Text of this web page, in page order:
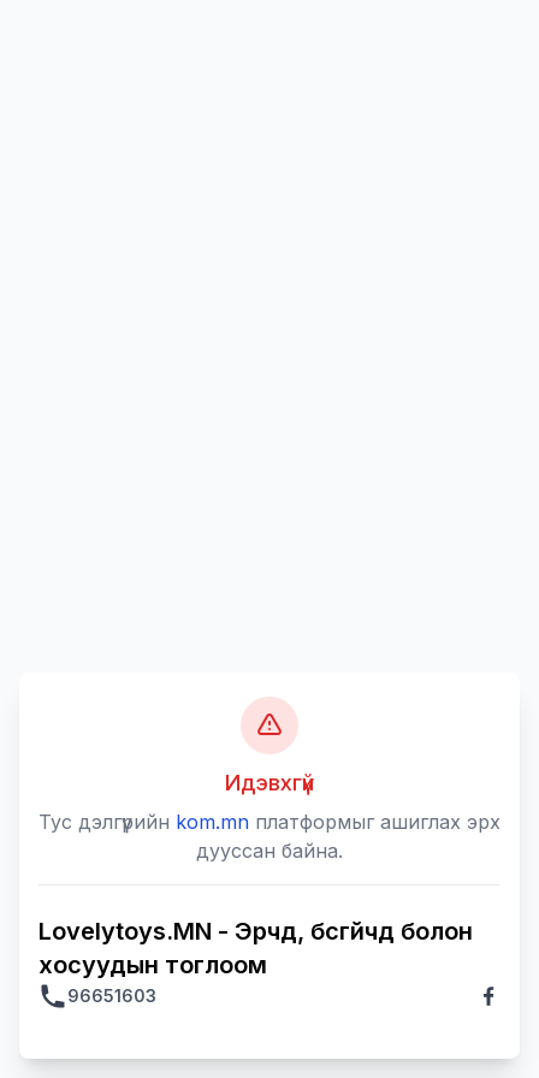
Идэвхгүй
Тус дэлгүүрийн kom.mn платформыг ашиглах эрх
дууссан байна.
Lovelytoys.MN - Эрчүүд, бүсгүйчүүд болон
хосуудын тоглоом
96651603